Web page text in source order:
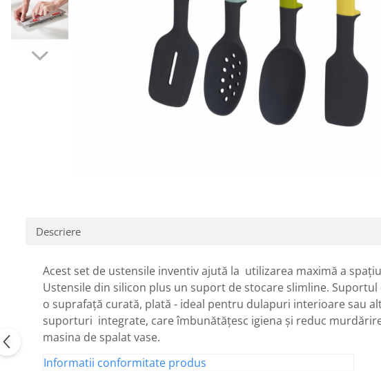
Descriere
Acest set de ustensile inventiv ajută la utilizarea maximă a
Ustensile din silicon plus un suport de stocare slimline.
o suprafață curată, plată - ideal pentru dulapuri interioare sau
suporturi integrate, care îmbunătățesc igiena și reduc
masina de spalat vase.
Informatii conformitate produs